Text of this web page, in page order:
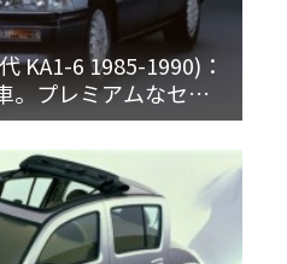
KA1-6 1985-1990)：
。プレミアムなセダ